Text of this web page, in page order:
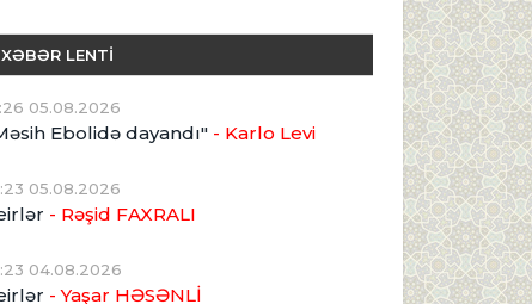
XƏBƏR LENTİ
05.08.2026
Ebolidə dayandı" - Karlo Levi
05.08.2026
- Rəşid FAXRALI
04.08.2026
- Yaşar HƏSƏNLİ